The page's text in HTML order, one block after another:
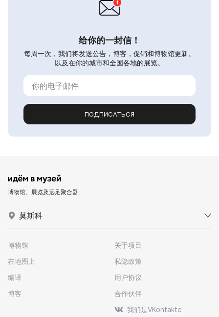
给你的一封信！
每周一次，我们将发送公告，博客，促销和博物馆更新。
以及在你的城市和全国各地的展览。
ПОДПИСАТЬСЯ
博物馆、展览及远足聚合器
莫斯科
博物馆
在地图上
编译
博客
关于项目
私隐政策
用户协议
合作伙伴
我们是VKontakte